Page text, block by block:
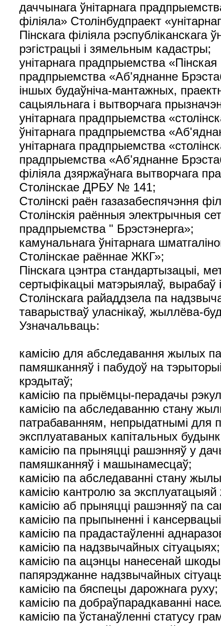
даччынага ўнітарнага
філіяла» Столінбудпраект
Пінскага філіяла
рэгістрацыі і зямельным кадастры;
унітарнага прадпрыемства
прадпрыемства «Аб'яднанне
іншых будаўніча-мантажных,
сацыяльнага і вытворчага
унітарнага прадпрыемства
ўнітарнага прадпрыемства
унітарнага прадпрыемства
прадпрыемства «Аб'яднанне
філіяла дзяржаўнага вытворчага
Столінскае ДРБУ № 141;
Столінскі раён газазабеспячэння
Столінскія раённыя электрычныя
прадпрыемства " Брэстэнерга»;
камунальнага ўнітарнага
Столінскае раённае ЖКГ»;
Пінскага цэнтра стандартызацыі,
сертыфікацыі матэрыялаў, вырабаў
Столінскага райаддзела па
таварыстваў уласнікаў, жыллёва-
Узначальваць:
камісію для абследавання жылых
памяшканняў і пабудоў на
крэдытаў;
камісію па прыёмцы-перадачы
камісію па абследаванню стану
патрабаванням, непрыдатнымі для
эксплуатаваных капітальных
камісію па прыняцці рашэнняў у
памяшканняў і машынамесцаў;
камісію па абследаванні стану
камісію кантролю за
камісію аб прыняцці рашэнняў па
камісію па прыпыненні і
камісію па прадастаўленні
камісію па надзвычайных сітуацыях;
камісію па ацэнцы нанесенай
папярэджанне надзвычайных
камісію па бяспецы дарожнага руху;
камісію па добраўпарадкаванні
камісію па ўстанаўленні статусу